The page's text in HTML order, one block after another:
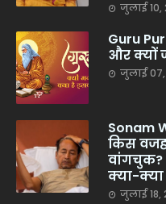
जुलाई 10,
Guru
और क्यों
जुलाई 07,
Sonam
किस
क्या-
जुलाई 18,